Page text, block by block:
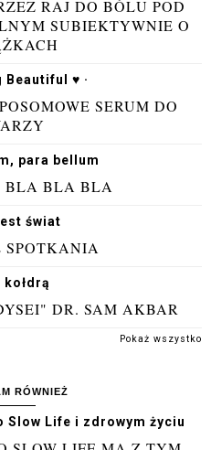
RAJ DO BÓLU POD
SUBIEKTYWNIE O
Beautiful ♥ ·
SERUM DO
para bellum
BLA BLA BLA
świat
SPOTKANIA
kołdrą
DR. SAM AKBAR
Pokaż wszystko
RÓWNIEŻ
Slow Life i zdrowym życiu